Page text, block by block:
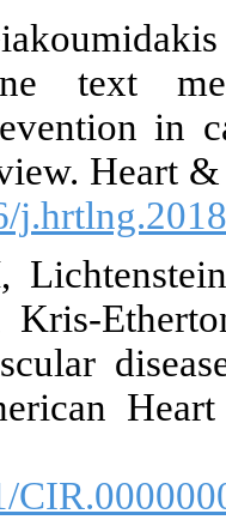
1. Unal E,
Mobile
secondary
systematic
[
2. Sacks
Creager
and
from the
[